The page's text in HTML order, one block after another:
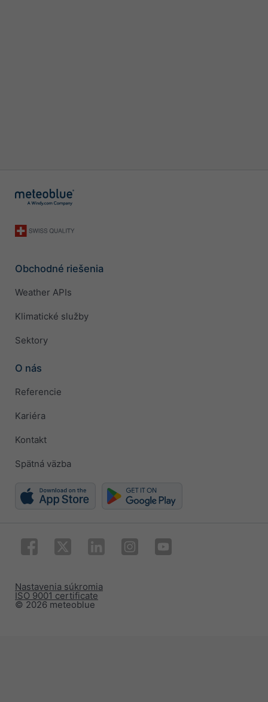
Obchodné riešenia
Weather APIs
Klimatické služby
Sektory
O nás
Referencie
Kariéra
Kontakt
Spätná väzba
© 2026 meteoblue
ISO 9001 certificate
Nastavenia súkromia